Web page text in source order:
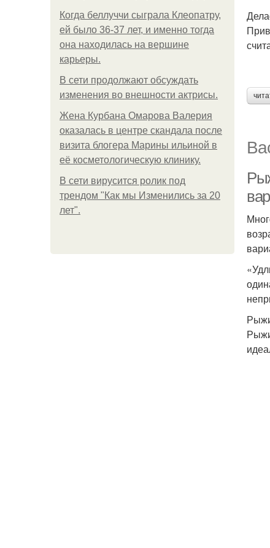
Когда беллуччи сыграла Клеопатру,
ей было 36-37 лет, и именно тогда
она находилась на вершине
карьеры.
В сети продолжают обсуждать
изменения во внешности актрисы.
Жена Курбана Омарова Валерия
оказалась в центре скандала после
визита блогера Марины ильиной в
её косметологическую клинику.
В сети вирусится ролик под
трендом "Как мы Изменились за 20
лет".